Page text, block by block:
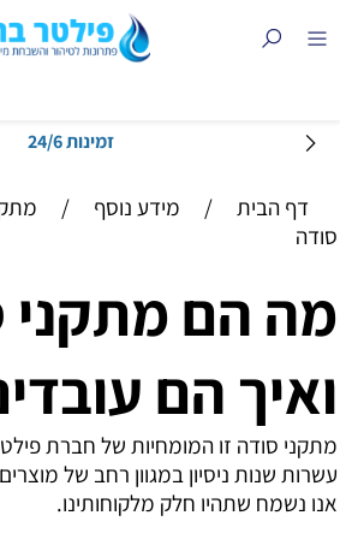
זמינות 24/6
דף הבית / מידע נוסף /
סודה
מה הם מתקני
ואיך הם
מתקני סודה זו המומחיות של חברת
עשרות שנות ניסיון במגוון רחב של
אנו נשמח שתהיו חלק מלקוחותינו.